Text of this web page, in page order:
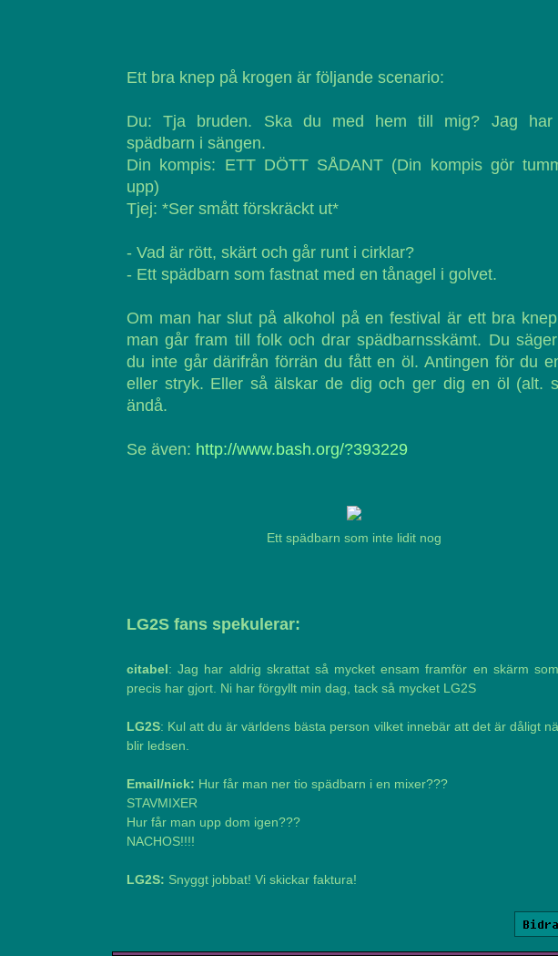
Ett bra knep på krogen är följande scenario:
Du: Tja bruden. Ska du med hem till mig? Jag
spädbarn i sängen.
Din kompis: ETT DÖTT SÅDANT (Din kompis gör
upp)
Tjej: *Ser smått förskräckt ut*
- Vad är rött, skärt och går runt i cirklar?
- Ett spädbarn som fastnat med en tånagel i golvet.
Om man har slut på alkohol på en festival är ett bra
man går fram till folk och drar spädbarnsskämt. Du
du inte går därifrån förrän du fått en öl. Antingen för du
eller stryk. Eller så älskar de dig och ger dig en öl (alt.
ändå.
Se även: http://www.bash.org/?393229
Ett spädbarn som inte lidit nog
LG2S fans spekulerar:
citabel: Jag har aldrig skrattat så mycket ensam framför en skärm
precis har gjort. Ni har förgyllt min dag, tack så mycket LG2S
LG2S: Kul att du är världens bästa person vilket innebär att det är dåligt
blir ledsen.
Email/nick: Hur får man ner tio spädbarn i en mixer???
STAVMIXER
Hur får man upp dom igen???
NACHOS!!!!
LG2S: Snyggt jobbat! Vi skickar faktura!